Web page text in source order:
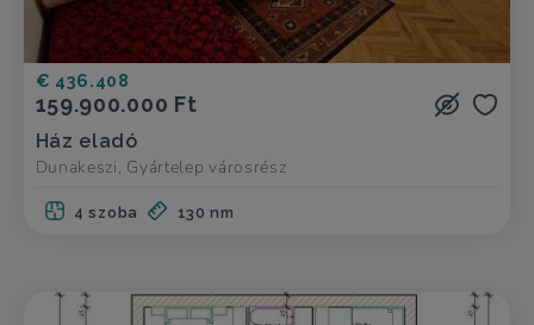
€ 436.408
159.900.000 Ft
Ház eladó
Dunakeszi, Gyártelep városrész
4 szoba 130 nm